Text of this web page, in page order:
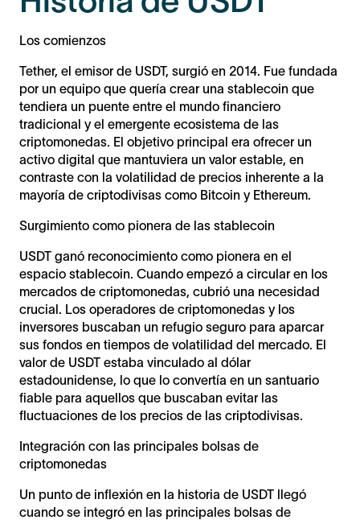
Los comienzos
Tether, el emisor de USDT, surgió en 2014. Fue fundada
por un equipo que quería crear una stablecoin que
tendiera un puente entre el mundo financiero
tradicional y el emergente ecosistema de las
criptomonedas. El objetivo principal era ofrecer un
activo digital que mantuviera un valor estable, en
contraste con la volatilidad de precios inherente a la
mayoría de criptodivisas como Bitcoin y Ethereum.
Surgimiento como pionera de las stablecoin
USDT ganó reconocimiento como pionera en el
espacio stablecoin. Cuando empezó a circular en los
mercados de criptomonedas, cubrió una necesidad
crucial. Los operadores de criptomonedas y los
inversores buscaban un refugio seguro para aparcar
sus fondos en tiempos de volatilidad del mercado. El
valor de USDT estaba vinculado al dólar
estadounidense, lo que lo convertía en un santuario
fiable para aquellos que buscaban evitar las
fluctuaciones de los precios de las criptodivisas.
Integración con las principales bolsas de
criptomonedas
Un punto de inflexión en la historia de USDT llegó
cuando se integró en las principales bolsas de